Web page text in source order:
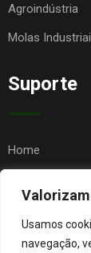
Usamos
navegação,
Agroindústria
Molas
Suporte
Home